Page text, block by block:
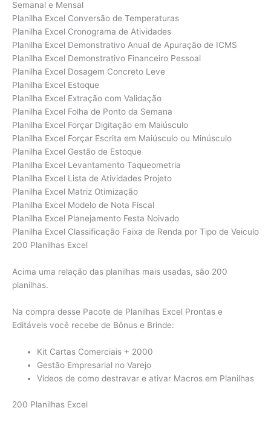
Semanal e Mensal
Planilha Excel Conversão de Temperaturas
Planilha Excel Cronograma de Atividades
Planilha Excel Demonstrativo Anual de Apuração de ICMS
Planilha Excel Demonstrativo Financeiro Pessoal
Planilha Excel Dosagem Concreto Leve
Planilha Excel Estoque
Planilha Excel Extração com Validação
Planilha Excel Folha de Ponto da Semana
Planilha Excel Forçar Digitação em Maiúsculo
Planilha Excel Forçar Escrita em Maiúsculo ou Minúsculo
Planilha Excel Gestão de Estoque
Planilha Excel Levantamento Taqueometria
Planilha Excel Lista de Atividades Projeto
Planilha Excel Matriz Otimização
Planilha Excel Modelo de Nota Fiscal
Planilha Excel Planejamento Festa Noivado
Planilha Excel Classificação Faixa de Renda por Tipo de Veiculo
200 Planilhas Excel
Acima uma relação das planilhas mais usadas, são 200
planilhas.
Na compra desse Pacote de Planilhas Excel Prontas e
Editáveis você recebe de Bônus e Brinde:
Kit Cartas Comerciais + 2000
Gestão Empresarial no Varejo
Vídeos de como destravar e ativar Macros em Planilhas
200 Planilhas Excel